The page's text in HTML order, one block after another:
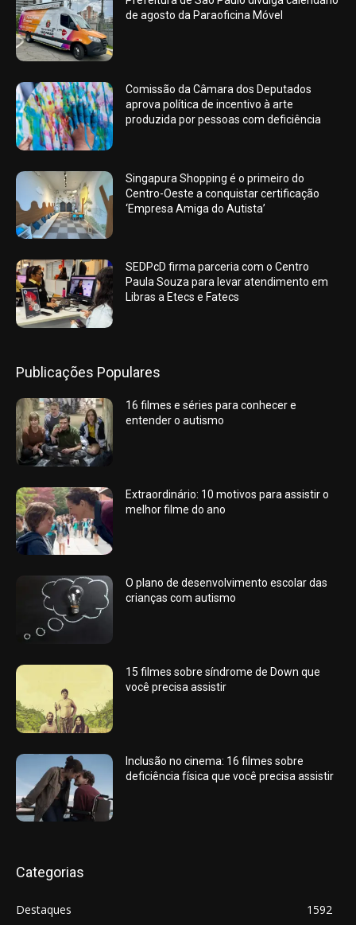
de agosto da Paraoficina Móvel
Comissão da Câmara dos Deputados
aprova política de incentivo à arte
produzida por pessoas com deficiência
Singapura Shopping é o primeiro do
Centro-Oeste a conquistar certificação
‘Empresa Amiga do Autista’
SEDPcD firma parceria com o Centro
Paula Souza para levar atendimento em
Libras a Etecs e Fatecs
Publicações Populares
16 filmes e séries para conhecer e
entender o autismo
Extraordinário: 10 motivos para assistir o
melhor filme do ano
O plano de desenvolvimento escolar das
crianças com autismo
15 filmes sobre síndrome de Down que
você precisa assistir
Inclusão no cinema: 16 filmes sobre
deficiência física que você precisa assistir
Categorias
Destaques
1592